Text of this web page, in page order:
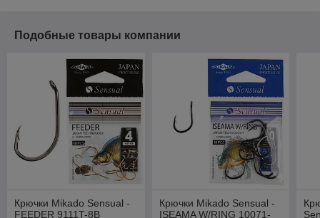
Подобные товары компании
Крючки Mikado Sensual -
FEEDER 9111T-8B
Крючки Mikado Sensual -
ISEAMA W/RING 10071-